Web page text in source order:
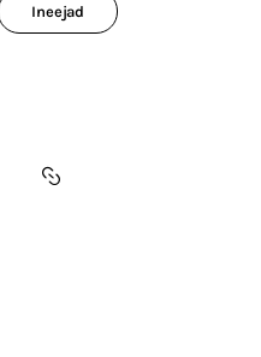
Ineejad